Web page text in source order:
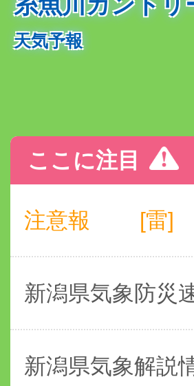
天気予報
ここに注目
注意報 [雷]
新潟県気象防災
新潟県気象解説